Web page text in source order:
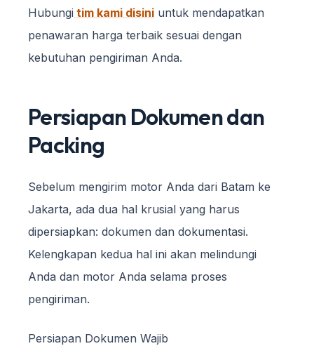
Hubungi tim kami disini untuk mendapatkan
penawaran harga terbaik sesuai dengan
kebutuhan pengiriman Anda.
Persiapan Dokumen dan
Packing
Sebelum mengirim motor Anda dari Batam ke
Jakarta, ada dua hal krusial yang harus
dipersiapkan: dokumen dan dokumentasi.
Kelengkapan kedua hal ini akan melindungi
Anda dan motor Anda selama proses
pengiriman.
Persiapan Dokumen Wajib